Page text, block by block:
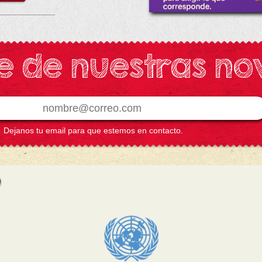
de nuestras
Dejanos tu email para que estemos en contacto.
Colaborador